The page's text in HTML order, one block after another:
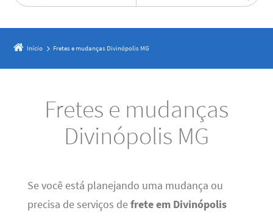
Início Fretes e mudanças Divinópolis MG
Fretes e mudanças
Divinópolis MG
Se você está planejando uma mudança ou
precisa de serviços defrete em Divinópolis